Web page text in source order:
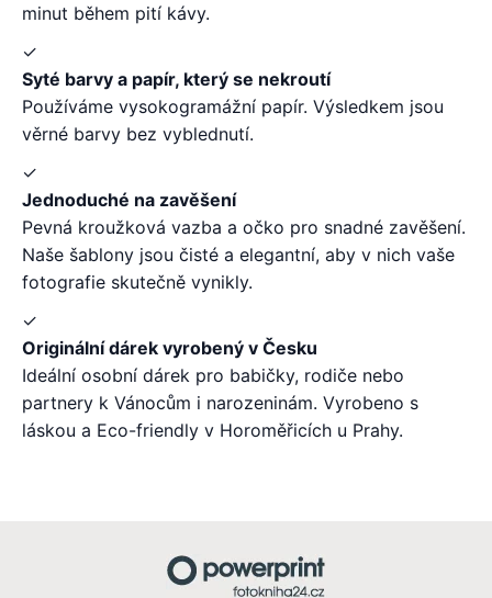
minut během pití kávy.
✓
Syté barvy a papír, který se nekroutí
Používáme vysokogramážní papír. Výsledkem jsou
věrné barvy bez vyblednutí.
✓
Jednoduché na zavěšení
Pevná kroužková vazba a očko pro snadné zavěšení.
Naše šablony jsou čisté a elegantní, aby v nich vaše
fotografie skutečně vynikly.
✓
Originální dárek vyrobený v Česku
Ideální osobní dárek pro babičky, rodiče nebo
partnery k Vánocům i narozeninám. Vyrobeno s
láskou a Eco-friendly v Horoměřicích u Prahy.